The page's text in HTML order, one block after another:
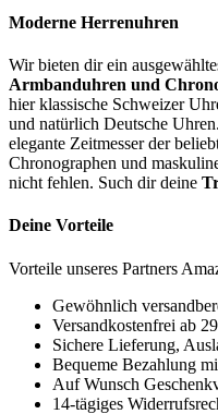
Moderne Herrenuhren
Wir bieten dir ein
Armbanduhren und
hier klassische Schweizer
und natürlich Deutsche
elegante Zeitmesser der
Chronographen und
nicht fehlen. Such dir deine
Deine Vorteile
Vorteile unseres Partners
Gewöhnlich
Versandkostenfrei ab
Sichere Lieferung,
Bequeme Bezahlung
Auf Wunsch
14-tägiges